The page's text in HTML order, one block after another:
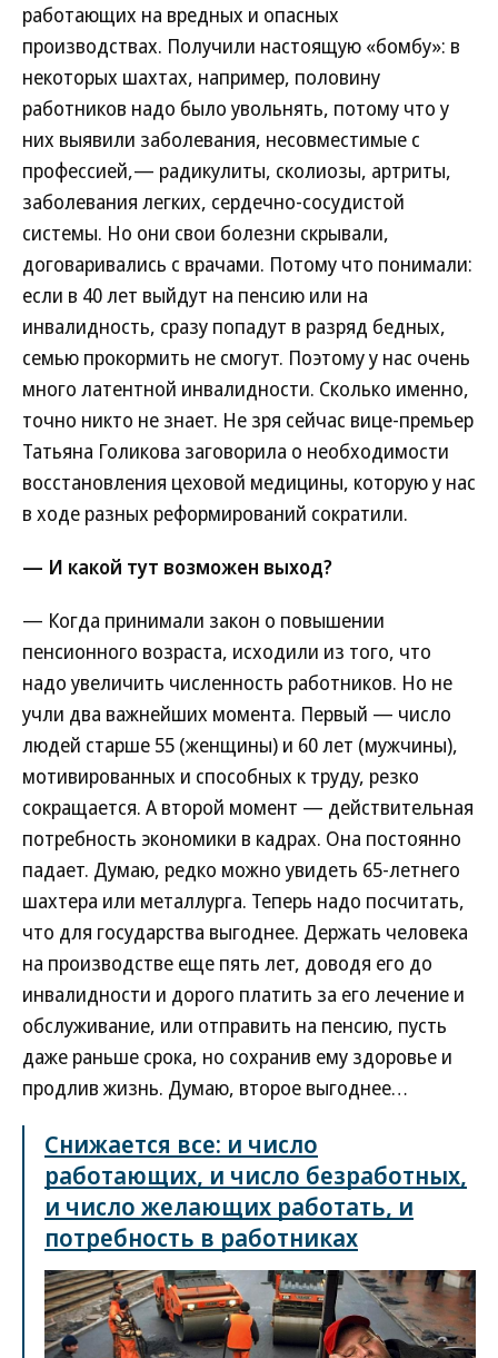
работающих на вредных и опасных
производствах. Получили настоящую «бомбу»: в
некоторых шахтах, например, половину
работников надо было увольнять, потому что у
них выявили заболевания, несовместимые с
профессией,— радикулиты, сколиозы, артриты,
заболевания легких, сердечно-сосудистой
системы. Но они свои болезни скрывали,
договаривались с врачами. Потому что понимали:
если в 40 лет выйдут на пенсию или на
инвалидность, сразу попадут в разряд бедных,
семью прокормить не смогут. Поэтому у нас очень
много латентной инвалидности. Сколько именно,
точно никто не знает. Не зря сейчас вице-премьер
Татьяна Голикова заговорила о необходимости
восстановления цеховой медицины, которую у нас
в ходе разных реформирований сократили.
— И какой тут возможен выход?
— Когда принимали закон о повышении
пенсионного возраста, исходили из того, что
надо увеличить численность работников. Но не
учли два важнейших момента. Первый — число
людей старше 55 (женщины) и 60 лет (мужчины),
мотивированных и способных к труду, резко
сокращается. А второй момент — действительная
потребность экономики в кадрах. Она постоянно
падает. Думаю, редко можно увидеть 65-летнего
шахтера или металлурга. Теперь надо посчитать,
что для государства выгоднее. Держать человека
на производстве еще пять лет, доводя его до
инвалидности и дорого платить за его лечение и
обслуживание, или отправить на пенсию, пусть
даже раньше срока, но сохранив ему здоровье и
продлив жизнь. Думаю, второе выгоднее…
Снижается все: и число
работающих, и число безработных,
и число желающих работать, и
потребность в работниках